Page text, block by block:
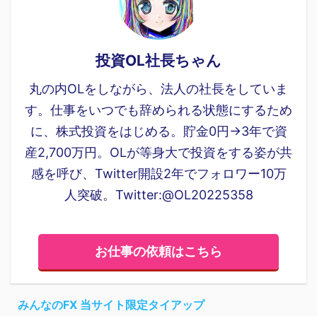
投資OL社長ちゃん
丸の内OLをしながら、法人の社長をしていま
す。仕事をいつでも辞められる状態にするため
に、株式投資をはじめる。貯金0円→3年で資
産2,700万円。OLが等身大で投資をする姿が共
感を呼び、Twitter開設2年でフォロワー10万
人突破。Twitter:@OL20225358
お仕事の依頼はこちら
みんなのFX 当サイト限定タイアップ